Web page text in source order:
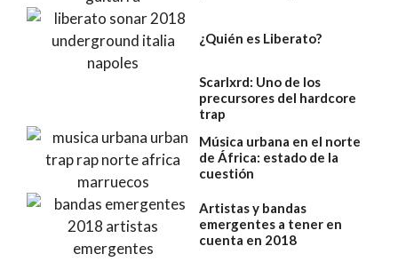
¿Quién es Liberato?
Scarlxrd: Uno de los
precursores del hardcore
trap
Música urbana en el norte
de África: estado de la
cuestión
Artistas y bandas
emergentes a tener en
cuenta en 2018